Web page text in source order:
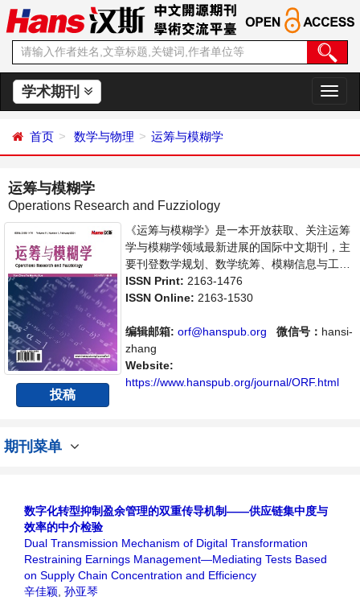
学术期刊
切
换
首页 数学与物理 运筹与模糊学
运筹与模糊学
Operations Research and Fuzziology
投稿
《运筹与模糊学》是一本开放获取、关注运筹
学与模糊学领域最新进展的国际中文期刊，主
要刊登数学规划、数学统筹、模糊信息与工
程、模糊管理学相关内容的学术论文和成果评
述。本刊支持思想创新、学术创新，倡导科
在给世界范围内的科学家、学者、科研人员提
供一个传播、分享和讨论运筹与模糊学领域内
不同方向问题与发展的交流平台。
ISSN Print: 2163-1476
ISSN Online: 2163-1530
编辑邮箱: orf@hanspub.org 微信号： hansi-
zhang
Website:
https://www.hanspub.org/journal/ORF.html
期刊菜单
数字化转型抑制盈余管理的双重传导机制——供应链集中度与
效率的中介检验
Dual Transmission Mechanism of Digital Transformation
Restraining Earnings Management—Mediating Tests Based
on Supply Chain Concentration and Efficiency
辛佳颖, 孙亚琴